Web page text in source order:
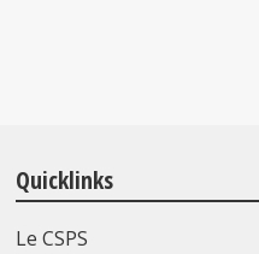
Quicklinks
Le CSPS